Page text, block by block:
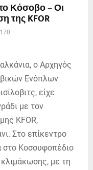
Κόσοβο – Οι
της KFOR
170
ο Αρχηγός
Ενόπλων
είχε
με τον
KFOR,
Στο επίκεντρο
στο Κοσσυφοπέδιο
με τη